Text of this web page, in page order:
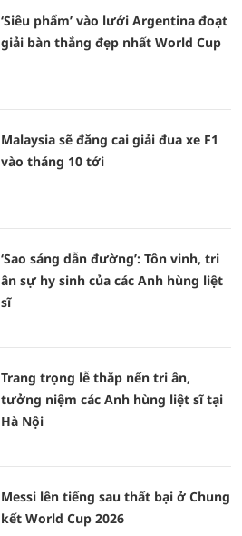
‘Siêu phẩm’ vào lưới Argentina đoạt
giải bàn thắng đẹp nhất World Cup
Malaysia sẽ đăng cai giải đua xe F1
vào tháng 10 tới
‘Sao sáng dẫn đường’: Tôn vinh, tri
ân sự hy sinh của các Anh hùng liệt
sĩ
Trang trọng lễ thắp nến tri ân,
tưởng niệm các Anh hùng liệt sĩ tại
Hà Nội
Messi lên tiếng sau thất bại ở Chung
kết World Cup 2026